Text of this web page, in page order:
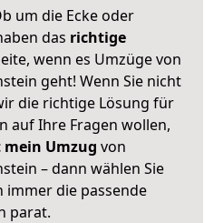
um die Ecke oder
das richtige
wenn es Umzüge von
geht! Wenn Sie nicht
die richtige Lösung für
auf Ihre Fragen wollen,
Umzug von
– dann wählen Sie
immer die passende
parat.